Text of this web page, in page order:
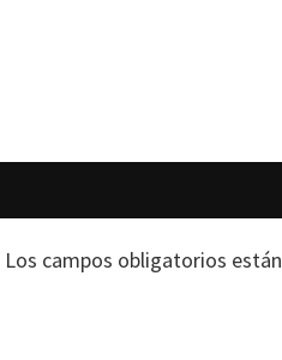
Los campos obligatorios están